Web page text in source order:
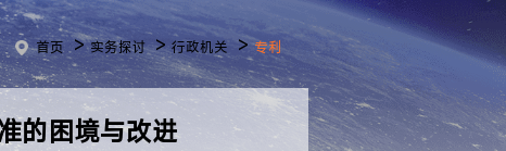
首页 >实务探讨 >行政机关 >专利
的困境与改进